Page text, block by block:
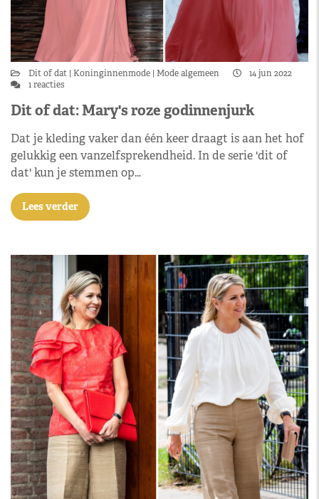
Dit of dat Koninginnenmode Mode algemeen
14 jun 2022
1 reacties
Dit of dat: Mary's roze godinnenjurk
Dat je kleding vaker dan één keer draagt is aan het hof
gelukkig een vanzelfsprekendheid. In de serie 'dit of
dat' kun je stemmen op…
Lees verder